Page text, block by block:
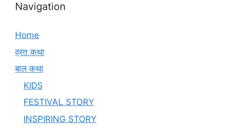
Navigation
Home
व्रत कथा
बाल कथा
KIDS
FESTIVAL STORY
INSPIRING STORY